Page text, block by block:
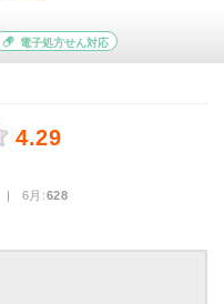
電子処方せん対応
4.29
| 6月:628